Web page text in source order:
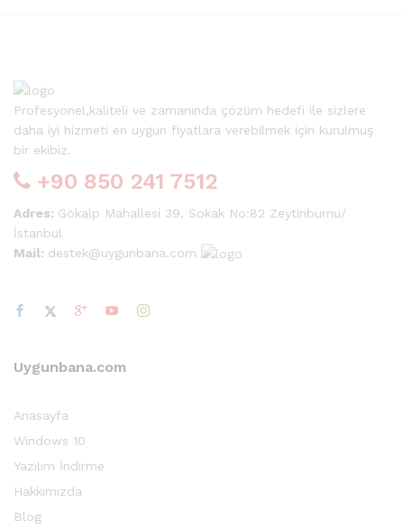
Profesyonel,kaliteli ve zamanında çözüm hedefi ile sizlere
daha iyi hizmeti en uygun fiyatlara verebilmek için kurulmuş
bir ekibiz.
+90 850 241 7512
Adres: Gökalp Mahallesi 39. Sokak No:82 Zeytinburnu/
İstanbul
Mail: destek@uygunbana.com
Uygunbana.com
Anasayfa
Windows 10
Yazılım İndirme
Hakkımızda
Blog